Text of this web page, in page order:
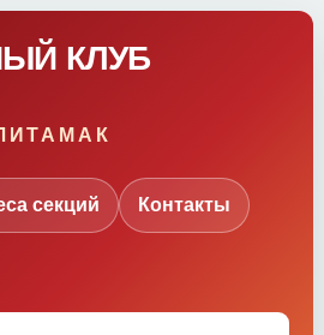
КЛУБ
секций Контакты